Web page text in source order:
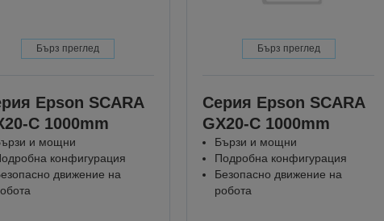
Бърз преглед
Epson SCARA
C 1000mm
и мощни
конфигурация
движение на
Бърз преглед
Серия Epson SCARA
GX20-C 1000mm
Бързи и мощни
Подробна конфигурация
Безопасно движение на
робота